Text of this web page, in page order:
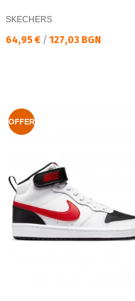
SKECHERS
Текуща цена:
64,95 € / 127,03 BGN
OFFER